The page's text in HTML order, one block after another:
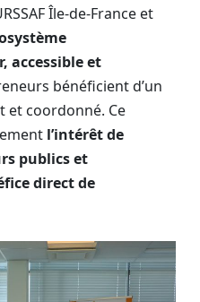
Île-de-France et
accessible et
bénéficient d’un
et coordonné. Ce
l’intérêt de
publics et
direct de